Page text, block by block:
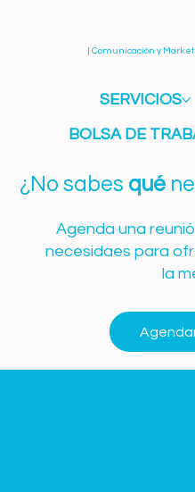
| Comunicación y
SERVICIOS
BOLSA DE
¿No sabes qué
Agenda una
necesidaes para
la